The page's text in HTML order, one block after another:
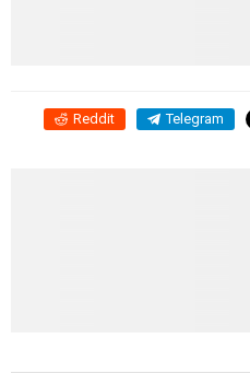
Reddit Telegram